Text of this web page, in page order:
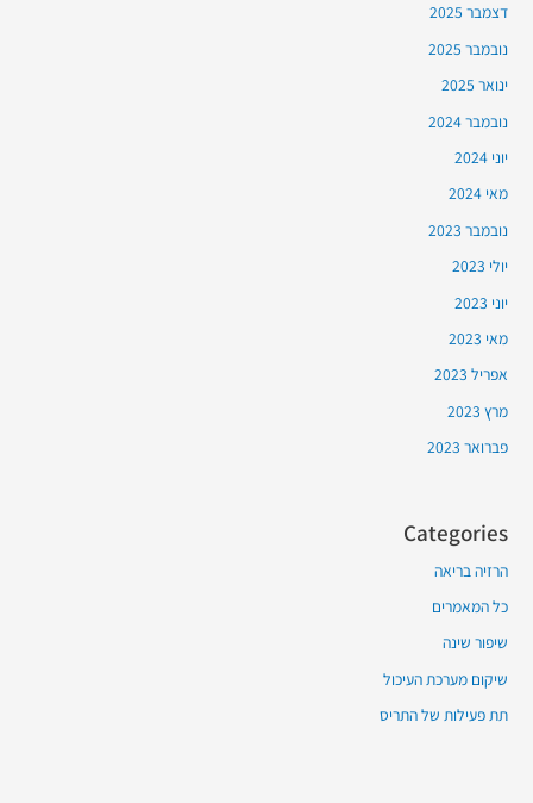
דצמבר 2025
נובמבר 2025
ינואר 2025
נובמבר 2024
יוני 2024
מאי 2024
נובמבר 2023
יולי 2023
יוני 2023
מאי 2023
אפריל 2023
מרץ 2023
פברואר 2023
Categories
הרזיה בריאה
כל המאמרים
שיפור שינה
שיקום מערכת העיכול
תת פעילות של התריס